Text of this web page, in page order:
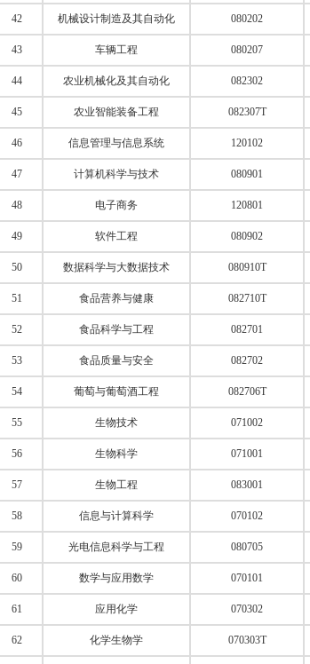
42 机械设计制造及其自动化 080202
43 车辆工程 080207
44 农业机械化及其自动化 082302
45 农业智能装备工程 082307T
46 信息管理与信息系统 120102
47 计算机科学与技术 080901
48 电子商务 120801
49 软件工程 080902
50 数据科学与大数据技术 080910T
51 食品营养与健康 082710T
52 食品科学与工程 082701
53 食品质量与安全 082702
54 葡萄与葡萄酒工程 082706T
55 生物技术 071002
56 生物科学 071001
57 生物工程 083001
58 信息与计算科学 070102
59 光电信息科学与工程 080705
60 数学与应用数学 070101
61 应用化学 070302
62 化学生物学 070303T